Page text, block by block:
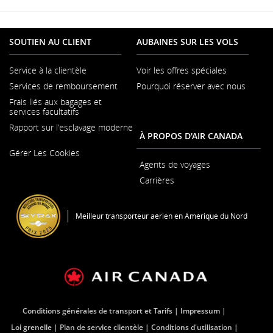
PDF
SOUTIEN AU CLIENT
Service à la clientèle
dans
une
nouvelle
Services de remboursement
Frais liés aux bagages et
services facultatifs
Rapport sur l’esclavage moderne
dans
Gérer Les Cookies
AUBAINES SUR LES VOLS
Voir les offres spéciales
Pourquoi réserver avec nous
À PROPOS D'AIR CANADA
Agents de voyages
Carrières
nouvelle
Meilleur transporteur aérien en Amérique du Nord
Conditions générales de transport et Tarifs
Impressum
Loi grenelle
Plan de service clientèle Conditions d'utilisation